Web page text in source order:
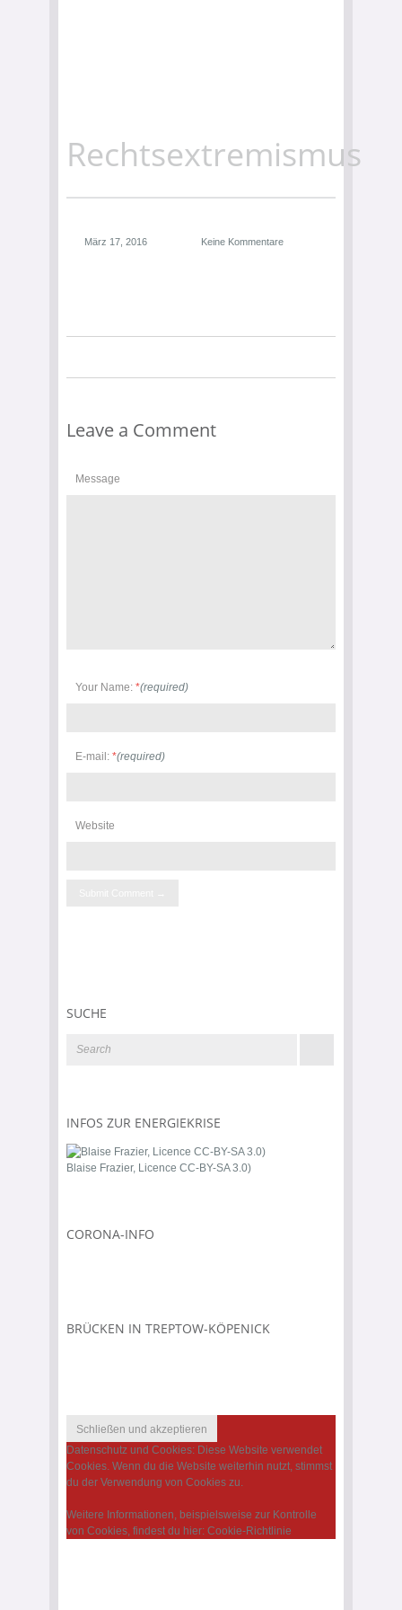
Rechtsextremismus
März 17, 2016 Keine Kommentare
Leave a Comment
Message
Your Name: *(required)
E-mail: *(required)
Website
SUCHE
INFOS ZUR ENERGIEKRISE
Blaise Frazier, Licence CC-BY-SA 3.0)
CORONA-INFO
BRÜCKEN IN TREPTOW-KÖPENICK
Datenschutz und Cookies: Diese Website verwendet
Cookies. Wenn du die Website weiterhin nutzt, stimmst
du der Verwendung von Cookies zu.
Weitere Informationen, beispielsweise zur Kontrolle
von Cookies, findest du hier: Cookie-Richtlinie